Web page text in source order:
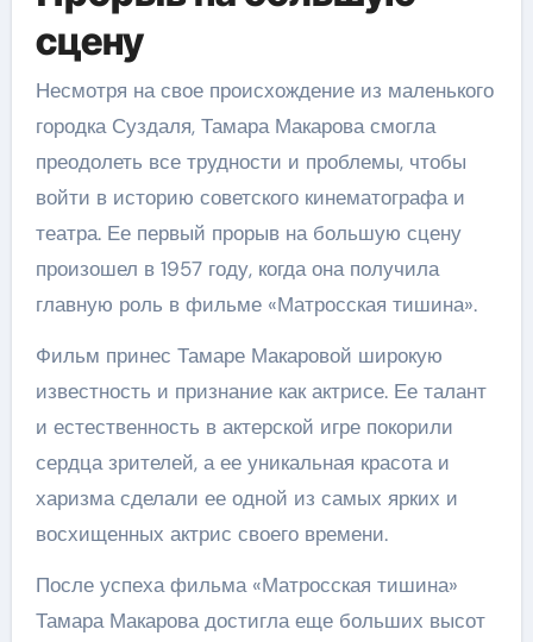
сцену
Несмотря на свое происхождение из маленького
городка Суздаля, Тамара Макарова смогла
преодолеть все трудности и проблемы, чтобы
войти в историю советского кинематографа и
театра. Ее первый прорыв на большую сцену
произошел в 1957 году, когда она получила
главную роль в фильме «Матросская тишина».
Фильм принес Тамаре Макаровой широкую
известность и признание как актрисе. Ее талант
и естественность в актерской игре покорили
сердца зрителей, а ее уникальная красота и
харизма сделали ее одной из самых ярких и
восхищенных актрис своего времени.
После успеха фильма «Матросская тишина»
Тамара Макарова достигла еще больших высот